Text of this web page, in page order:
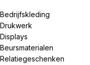
Bedrijfskleding
Drukwerk
Displays
Beursmaterialen
Relatiegeschenken